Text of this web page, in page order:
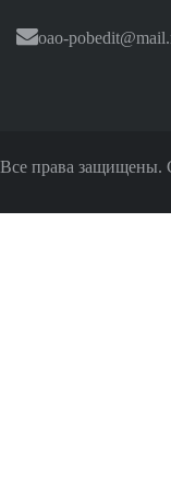
oao-
Все права защищены.